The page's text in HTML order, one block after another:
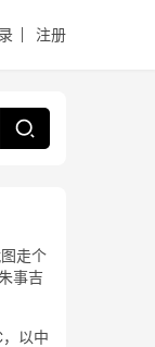
注册
走个
事吉
以中